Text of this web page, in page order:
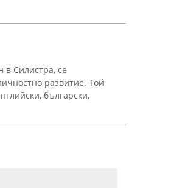
в Силистра, се
развитие. Той
български,